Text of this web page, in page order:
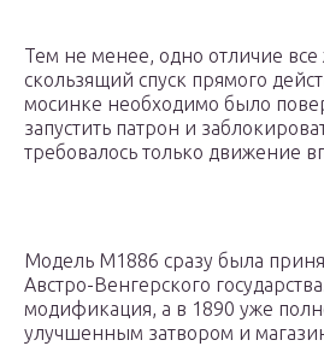
Тем не менее, одно отличие
скользящий спуск прямого
мосинке необходимо было
запустить патрон и
требовалось только движение
Модель М1886 сразу была
Австро-Венгерского
модификация, а в 1890 уже
улучшенным затвором и